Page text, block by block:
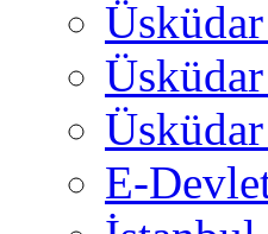
E-